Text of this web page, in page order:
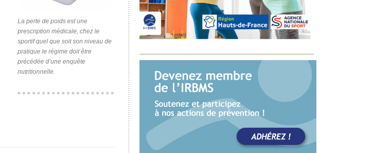
La perte de poids est une
prescription médicale, chez le
sportif quel que soit son niveau de
pratique le régime doit être
précédée d’une enquête
nutritionnelle.